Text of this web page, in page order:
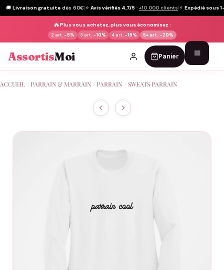
🚚 Livraison gratuite dès 60€|⭐ Avis vérifiés 4,7/5 · +10 000 clients|⚡ Expédié sous
🔥Plus vous achetez, plus vous économisez :
2 art. -5% 3 art. -10% 4 art. -15% 5+ art. -20%
AssortisMoi Panier
au
ACCUEIL PARRAIN & MARRAIN PARRAIN SWEATS PARRAIN